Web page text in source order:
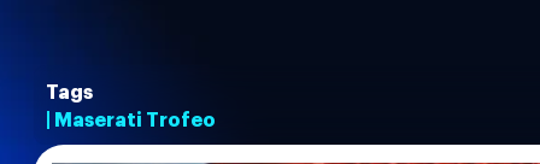
Tags
| Maserati Trofeo